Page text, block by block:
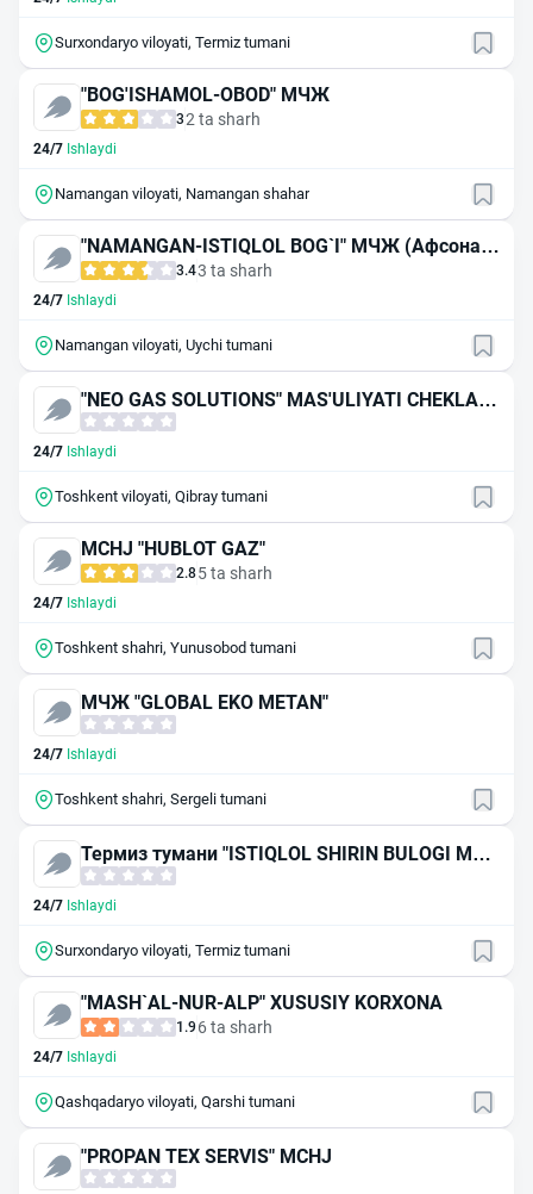
Surxondaryo viloyati, Termiz tumani
"BOG'ISHAMOL-OBOD" МЧЖ
32 ta sharh
24/7 Ishlaydi
Namangan viloyati, Namangan shahar
"NAMANGAN-ISTIQLOL BOG`I" МЧЖ (Афсона-3
9)
3.43 ta sharh
24/7 Ishlaydi
Namangan viloyati, Uychi tumani
"NEO GAS SOLUTIONS" MAS'ULIYATI CHEKLAN
GAN JAMIYAT
24/7 Ishlaydi
Toshkent viloyati, Qibray tumani
MCHJ "HUBLOT GAZ"
2.85 ta sharh
24/7 Ishlaydi
Toshkent shahri, Yunusobod tumani
МЧЖ "GLOBAL EKO METAN"
24/7 Ishlaydi
Toshkent shahri, Sergeli tumani
Термиз тумани "ISTIQLOL SHIRIN BULOGI МЧ
Ж га карашли АГНКС
24/7 Ishlaydi
Surxondaryo viloyati, Termiz tumani
"MASH`AL-NUR-ALP" XUSUSIY KORXONA
1.9 6 ta sharh
24/7 Ishlaydi
Qashqadaryo viloyati, Qarshi tumani
"PROPAN TEX SERVIS" MCHJ